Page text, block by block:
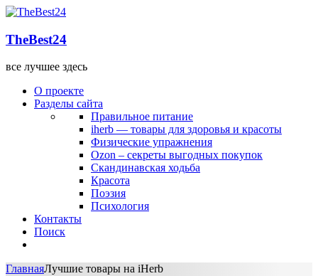
TheBest24
все лучшее здесь
О проекте
Разделы сайта
Правильное питание
iherb — товары для здоровья и красоты
Физические упражнения
Ozon – секреты выгодных покупок
Скандинавская ходьба
Красота
Поэзия
Психология
Контакты
Поиск
ГлавнаяЛучшие товары на iHerb